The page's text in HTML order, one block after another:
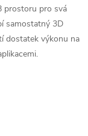
prostoru pro svá
samostatný 3D
dostatek výkonu na